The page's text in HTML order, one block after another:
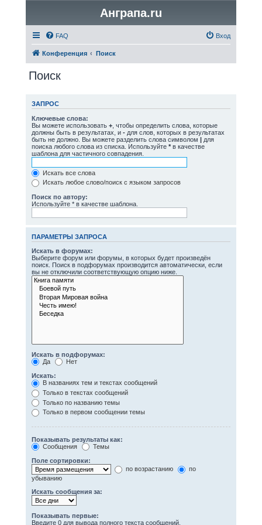
Анграпа.ru
FAQ Вход
Конференция Поиск
Поиск
ЗАПРОС
Ключевые слова:
Вы можете использовать +, чтобы определить слова, которые
должны быть в результатах, и -для слов, которых в результатах
быть не должно. Вы можете разделить слова символом |для
поиска любого слова из списка. Используйте *в качестве
шаблона для частичного совпадения.
Искать все слова
Искать любое слово/поиск с языком запросов
Поиск по автору:
Используйте * в качестве шаблона.
ПАРАМЕТРЫ ЗАПРОСА
Искать в форумах:
Выберите форум или форумы, в которых будет произведён
поиск. Поиск в подфорумах производится автоматически, если
вы не отключили соответствующую опцию ниже.
Искать в подфорумах:
Да
Нет
Искать:
В названиях тем и текстах сообщений
Только в текстах сообщений
Только по названию темы
Только в первом сообщении темы
Показывать результаты как:
Сообщения
Темы
Поле сортировки:
по возрастанию
по
убыванию
Искать сообщения за:
Показывать первые:
Введите 0 для вывода полного текста сообщений.